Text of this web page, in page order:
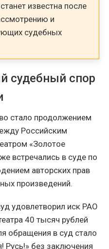
известна после
и
судебных
судебный спор
стало продолжением
Российским
«Золотое
встречались в суде по
авторских прав
произведений.
удовлетворил иск РАО
40 тысяч рублей
обращения в суд стало
Русь!» без заключения